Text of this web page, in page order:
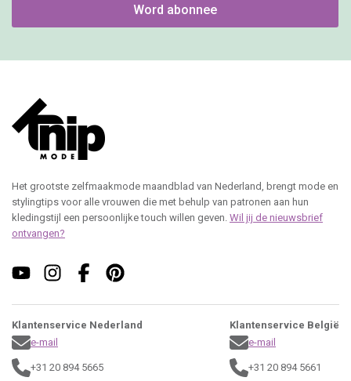
Word abonnee
Het grootste zelfmaakmode maandblad van Nederland, brengt mode en
stylingtips voor alle vrouwen die met behulp van patronen aan hun
kledingstijl een persoonlijke touch willen geven. Wil jij de nieuwsbrief
ontvangen?
Klantenservice Nederland
e-mail
+31 20 894 5665
Klantenservice België
e-mail
+31 20 894 5661